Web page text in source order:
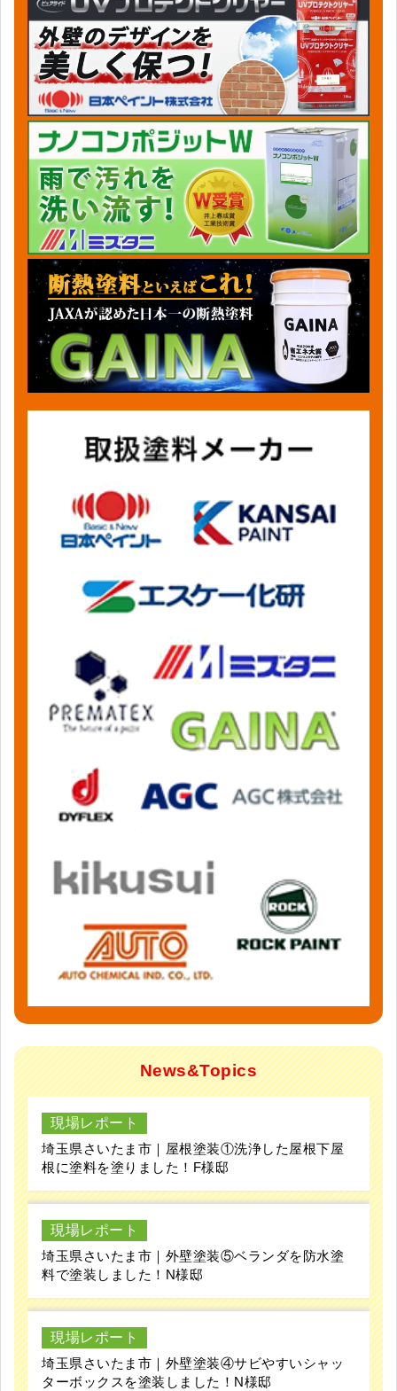
News&Topics
現場レポート
埼玉県さいたま市｜屋根塗装①洗浄した屋根下屋
根に塗料を塗りました！F様邸
現場レポート
埼玉県さいたま市｜外壁塗装⑤ベランダを防水塗
料で塗装しました！N様邸
現場レポート
埼玉県さいたま市｜外壁塗装④サビやすいシャッ
ターボックスを塗装しました！N様邸